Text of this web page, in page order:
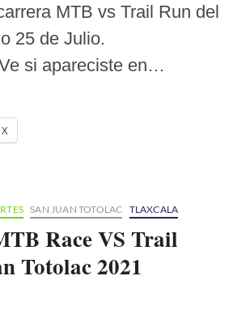
MTB vs Trail Run del
25 de Julio.
si apareciste en…
X
SAN JUAN TOTOLAC TLAXCALA
Race VS Trail
Totolac 2021